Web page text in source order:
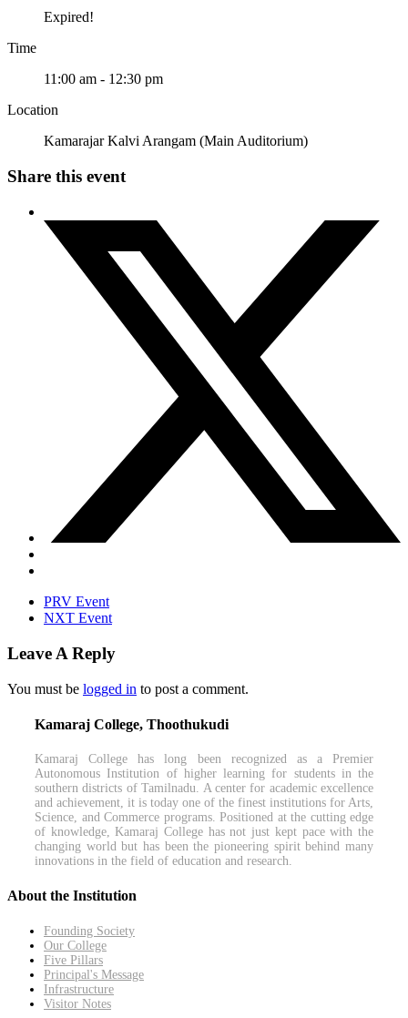
Expired!
Time
11:00 am - 12:30 pm
Location
Kamarajar Kalvi Arangam (Main Auditorium)
Share this event
PRV Event
NXT Event
Leave A Reply
You must be logged in to post a comment.
Kamaraj College, Thoothukudi
Kamaraj College has long been recognized as a Premier
Autonomous Institution of higher learning for students in the
southern districts of Tamilnadu. A center for academic excellence
and achievement, it is today one of the finest institutions for Arts,
Science, and Commerce programs. Positioned at the cutting edge
of knowledge, Kamaraj College has not just kept pace with the
changing world but has been the pioneering spirit behind many
innovations in the field of education and research.
About the Institution
Founding Society
Our College
Five Pillars
Principal's Message
Infrastructure
Visitor Notes